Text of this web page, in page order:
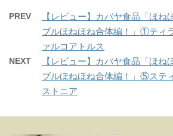
PREV
【レビュー】カバヤ食品「ほ
ブルほねほね合体編！」①ティ
ァルコアトルス
NEXT
【レビュー】カバヤ食品「ほ
ブルほねほね合体編！」⑤ステ
ストニア